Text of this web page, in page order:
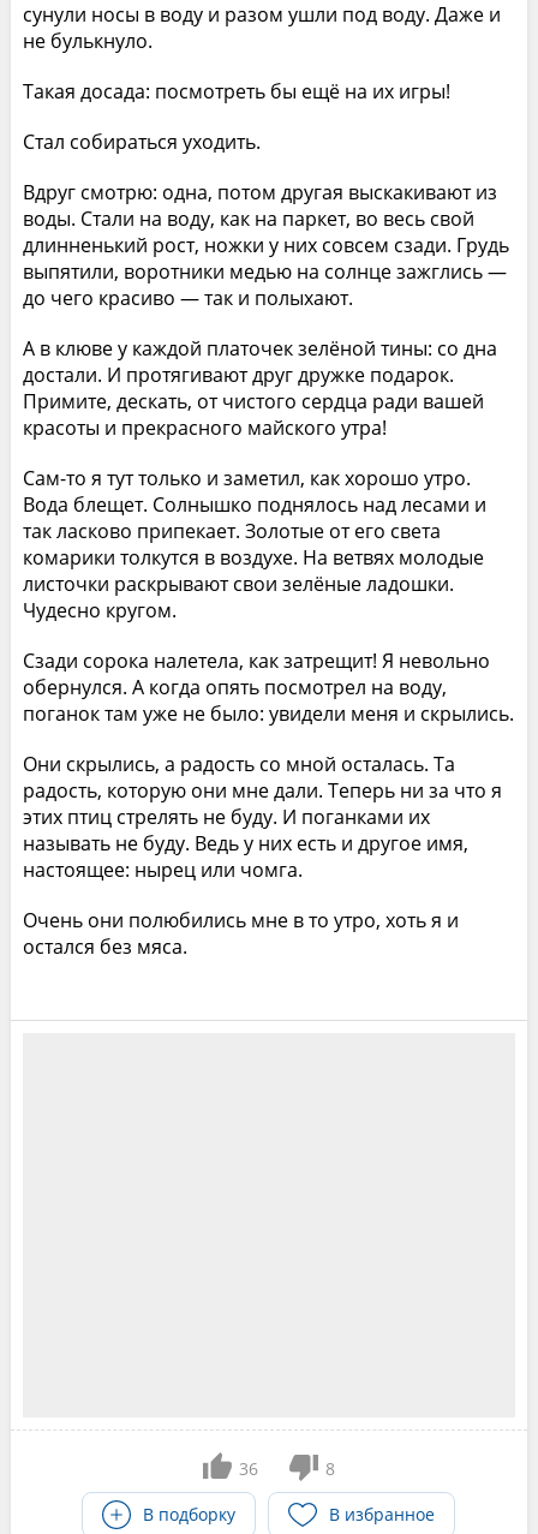
сунули носы в воду и разом ушли под воду. Даже и
не булькнуло.
Такая досада: посмотреть бы ещё на их игры!
Стал собираться уходить.
Вдруг смотрю: одна, потом другая выскакивают из
воды. Стали на воду, как на паркет, во весь свой
длинненький рост, ножки у них совсем сзади. Грудь
выпятили, воротники медью на солнце зажглись —
до чего красиво — так и полыхают.
А в клюве у каждой платочек зелёной тины: со дна
достали. И протягивают друг дружке подарок.
Примите, дескать, от чистого сердца ради вашей
красоты и прекрасного майского утра!
Сам-то я тут только и заметил, как хорошо утро.
Вода блещет. Солнышко поднялось над лесами и
так ласково припекает. Золотые от его света
комарики толкутся в воздухе. На ветвях молодые
листочки раскрывают свои зелёные ладошки.
Чудесно кругом.
Сзади сорока налетела, как затрещит! Я невольно
обернулся. А когда опять посмотрел на воду,
поганок там уже не было: увидели меня и скрылись.
Они скрылись, а радость со мной осталась. Та
радость, которую они мне дали. Теперь ни за что я
этих птиц стрелять не буду. И поганками их
называть не буду. Ведь у них есть и другое имя,
настоящее: нырец или чомга.
Очень они полюбились мне в то утро, хоть я и
остался без мяса.
36
8
В подборку
В избранное